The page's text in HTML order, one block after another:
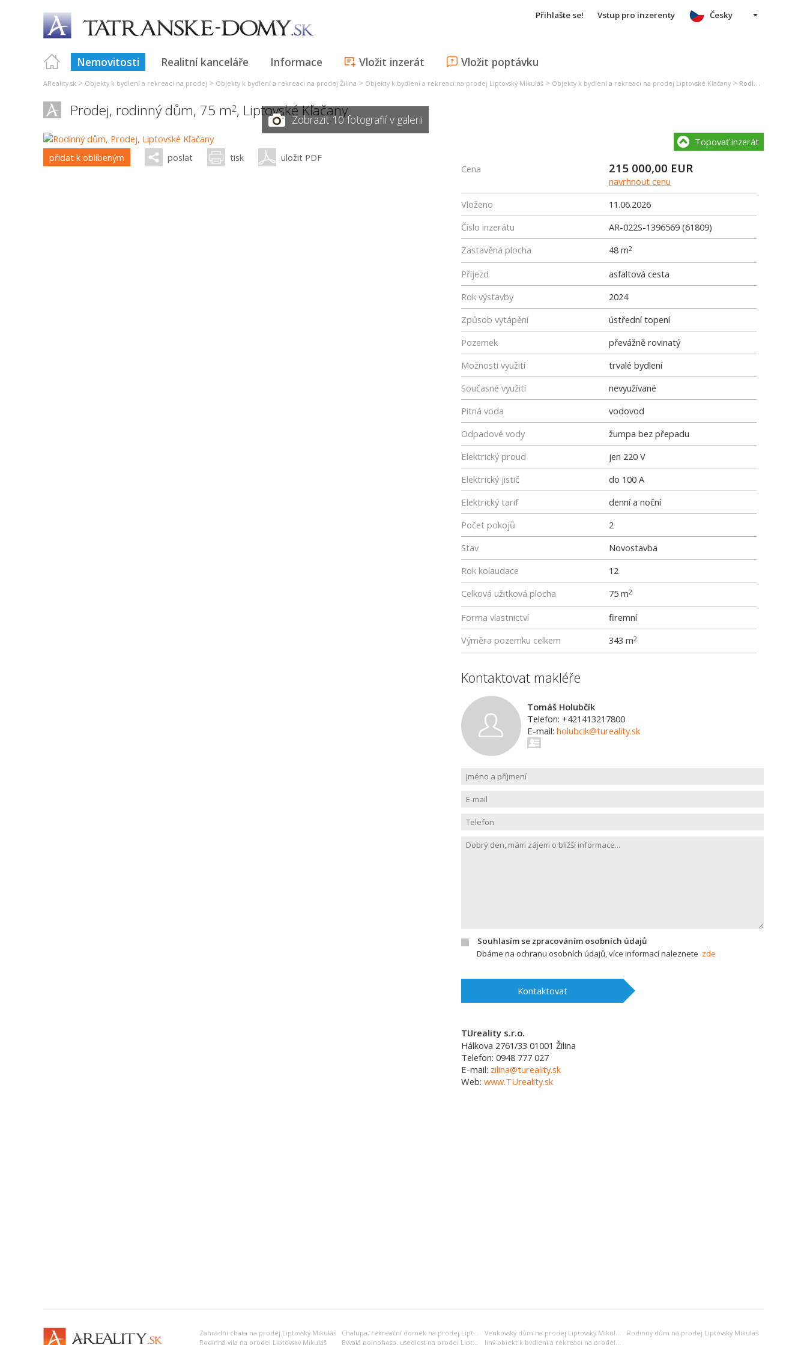
Přihlašte se! Vstup pro inzerenty
Nemovitosti Realitní kanceláře Informace Vložit inzerát Vložit poptávku
Česky
AReality.sk > Objekty k bydlení a rekreaci na prodej > Objekty k bydlení a rekreaci na prodej Žilina > Objekty k bydlení a rekreaci na prodej Liptovský Mikuláš > Objekty k bydlení a rekreaci na prodej Liptovské Kľačany > Rodinný dům na prodej Liptovské Kľačany
Prodej, rodinný dům, 75 m2, Liptovské Kľačany
Zobrazit 10 fotografií v galerii
přidat k oblíbeným poslat tisk uložit PDF
Topovať inzerát
Cena 215 000,00 EUR
navrhnout cenu
Vloženo
11.06.2026
Číslo inzerátu
AR-022S-1396569 (61809)
Zastavěná plocha
48 m2
Příjezd
asfaltová cesta
Rok výstavby
2024
Způsob vytápění
ústřední topení
Pozemek
převážně rovinatý
Možnosti využití
trvalé bydlení
Současné využití
nevyužívané
Pitná voda
vodovod
Odpadové vody
žumpa bez přepadu
Elektrický proud
jen 220 V
Elektrický jistič
do 100 A
Elektrický tarif
denní a noční
Počet pokojů
2
Stav
Novostavba
Rok kolaudace
12
Celková užitková plocha
75 m2
Forma vlastnictví
firemní
Výměra pozemku celkem
343 m2
Kontaktovat makléře
Tomáš Holubčík
Telefon: +421413217800
E-mail: holubcik@tureality.sk
Souhlasím se zpracováním osobních údajů
Dbáme na ochranu osobních údajů, více informací naleznete zde
Kontaktovat
TUreality s.r.o.
Hálkova 2761/33 01001 Žilina
Telefon: 0948 777 027
E-mail: zilina@tureality.sk
Web: www.TUreality.sk
Zahradní chata na prodej Liptovský Mikuláš Chalupa, rekreační domek na prodej Liptovský Mikuláš Venkovský dům na prodej Liptovský Mikuláš
Rodinný dům na prodej Liptovský Mikuláš
Rodinná vila na prodej Liptovský Mikuláš
Bývalá polnohosp. usedlost na prodej Liptovský Mikuláš Jiný objekt k bydlení a rekreaci na prodej Liptovský Mikuláš